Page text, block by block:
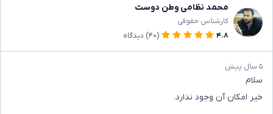
محمد نظامی وطن دوست
کارشناس حقوقی
۴.۸
(۴۰) دیدگاه
۵ سال پیش
سلام
خیر امکان آن وجود ندارد.